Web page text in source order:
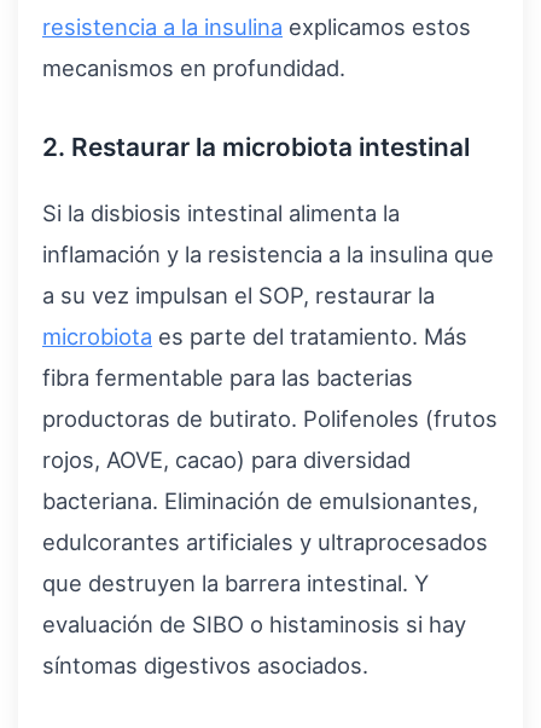
resistencia a la insulina explicamos estos
mecanismos en profundidad.
2. Restaurar la microbiota intestinal
Si la disbiosis intestinal alimenta la
inflamación y la resistencia a la insulina que
a su vez impulsan el SOP, restaurar la
microbiota es parte del tratamiento. Más
fibra fermentable para las bacterias
productoras de butirato. Polifenoles (frutos
rojos, AOVE, cacao) para diversidad
bacteriana. Eliminación de emulsionantes,
edulcorantes artificiales y ultraprocesados
que destruyen la barrera intestinal. Y
evaluación de SIBO o histaminosis si hay
síntomas digestivos asociados.